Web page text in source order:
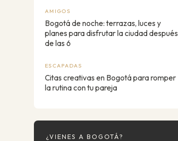
AMIGOS
Bogotá de noche: terrazas, luces y
planes para disfrutar la ciudad después
de las 6
ESCAPADAS
Citas creativas en Bogotá para romper
la rutina con tu pareja
¿VIENES A BOGOTÁ?